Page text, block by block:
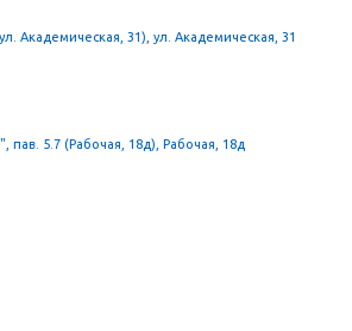
Академическая, 31), ул. Академическая, 31
5.7 (Рабочая, 18д), Рабочая, 18д